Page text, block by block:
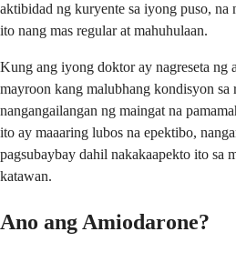
aktibidad ng kuryente sa iyong puso,
ito nang mas regular at mahuhulaan.
Kung ang iyong doktor ay nagreseta ng
mayroon kang malubhang kondisyon sa
nangangailangan ng maingat na
ito ay maaaring lubos na epektibo,
pagsubaybay dahil nakakaapekto ito sa
katawan.
Ano ang Amiodarone?